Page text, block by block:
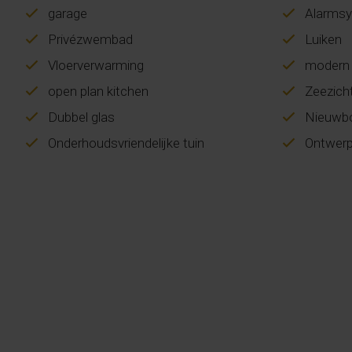
garage
Privézwembad
Luiken
Vloerverwarming
modern
open plan kitchen
Dubbel glas
Onderhoudsvriendelijke tuin
Ontwerp